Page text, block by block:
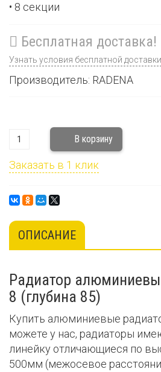
• 8 секции
Бесплатная доставка!
Узнать условия бесплатной доставки
Производитель: RADENA
Заказать в 1 клик
ОПИСАНИЕ
Радиатор
8 (глубина 85)
Купить алюминиевые
можете у нас, радиаторы
линейку отличающиеся по
500мм (межосевое